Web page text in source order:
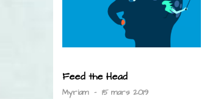
Feed the Head
Myriam - 15 mars 2019